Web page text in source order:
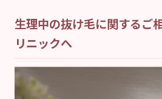
生理中の抜け毛に関するご
リニックへ